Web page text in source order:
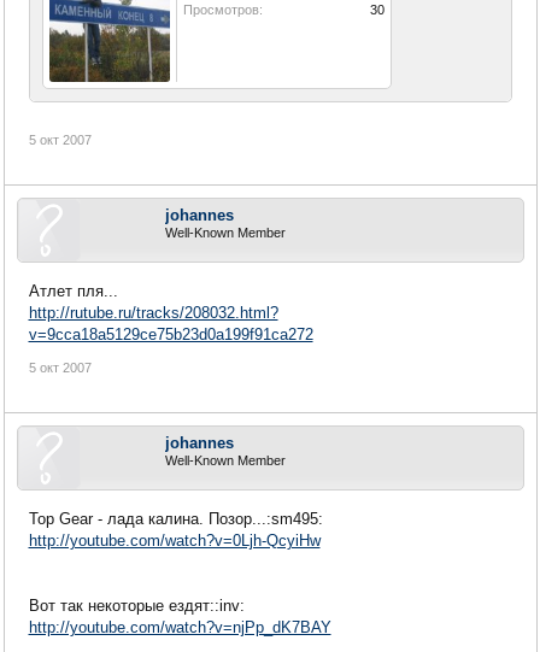
Просмотров:
30
5 окт 2007
johannes
Well-Known Member
Атлет пля...
http://rutube.ru/tracks/208032.html?
v=9cca18a5129ce75b23d0a199f91ca272
5 окт 2007
johannes
Well-Known Member
Top Gear - лада калина. Позор...:sm495:
http://youtube.com/watch?v=0Ljh-QcyiHw
Вот так некоторые ездят::inv:
http://youtube.com/watch?v=njPp_dK7BAY